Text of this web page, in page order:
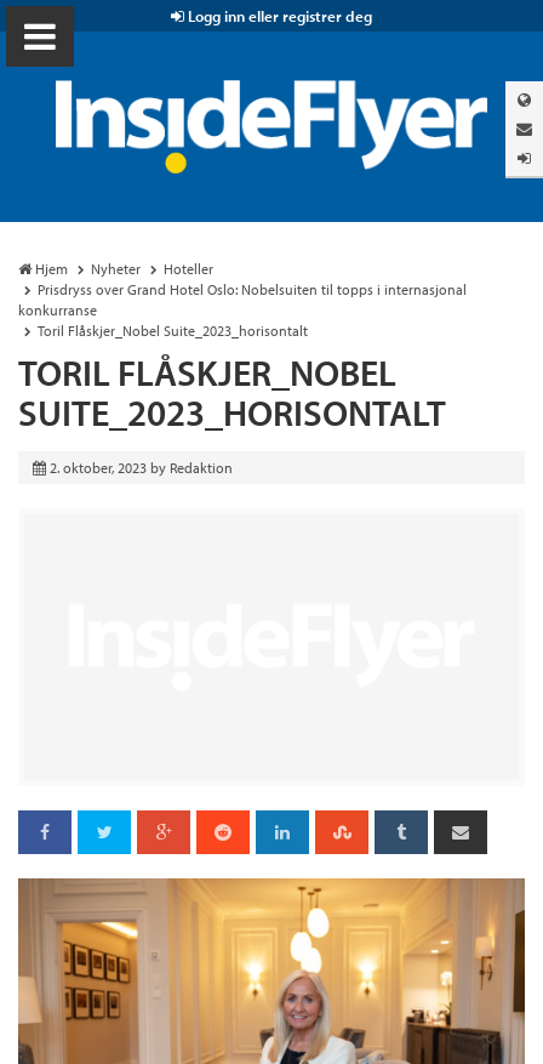
Logg inn eller registrer deg
Hjem Nyheter
Hoteller
Prisdryss over Grand Hotel Oslo: Nobelsuiten til topps i internasjonal
konkurranse
Toril Flåskjer_Nobel Suite_2023_horisontalt
TORIL FLÅSKJER_NOBEL
SUITE_2023_HORISONTALT
2. oktober, 2023 by Redaktion